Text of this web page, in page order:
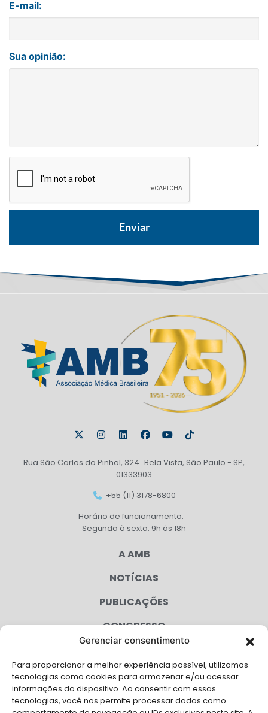
Gerenciar consentimento
Para proporcionar a melhor experiência possível, utilizamos
tecnologias como cookies para armazenar e/ou acessar
informações do dispositivo. Ao consentir com essas
tecnologias, você nos permite processar dados como
E-mail:
Sua opinião:
Rua São Carlos do Pinhal, 324 Bela Vista, São Paulo - SP,
01333903
+55 (11) 3178-6800
Horário de funcionamento:
Segunda à sexta: 9h às 18h
A AMB
NOTÍCIAS
PUBLICAÇÕES
CONGRESSO
CAMPANHAS
SERVIÇOS